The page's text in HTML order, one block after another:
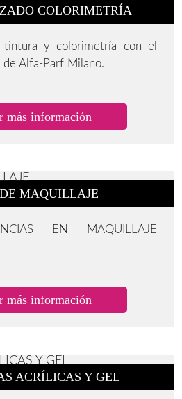
COLORIMETRÍA
tintura y colorimetría con el
Alfa-Parf Milano.
más información
MAQUILLAJE
EN MAQUILLAJE
más información
ACRÍLICAS Y GEL